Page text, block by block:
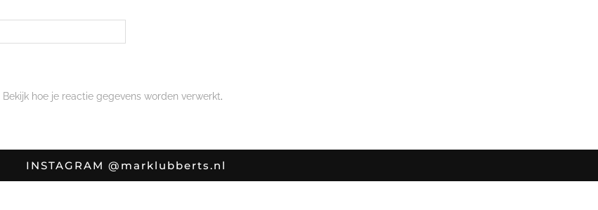
Bekijk hoe je reactie gegevens worden verwerkt.
INSTAGRAM @marklubberts.nl